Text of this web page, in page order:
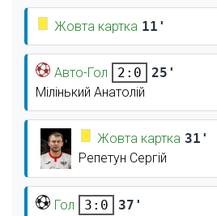
Жовта картка 11'
Авто-Гол 2:0
25'
Мілінький Анатолій
Жовта картка 31'
Репетун Сергій
Гол 3:0
37'